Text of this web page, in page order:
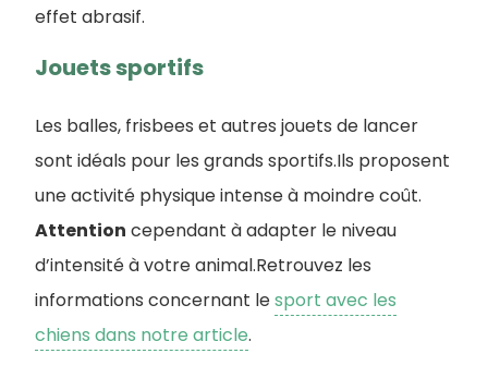
effet abrasif.
Jouets sportifs
Les balles, frisbees et autres jouets de lancer
sont idéals pour les grands sportifs.Ils proposent
une activité physique intense à moindre coût.
Attention cependant à adapter le niveau
d’intensité à votre animal.Retrouvez les
informations concernant lesport avec les
chiens dans notre article.